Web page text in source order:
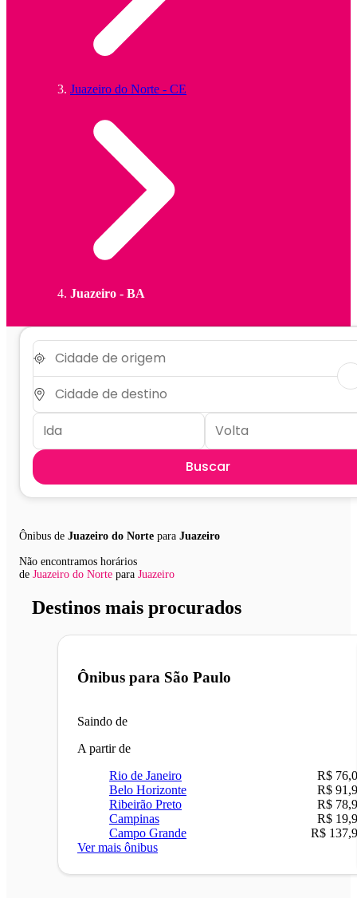
Juazeiro do Norte - CE
Juazeiro - BA
Buscar
Ônibus de Juazeiro do Norte para Juazeiro
Não encontramos horários
de Juazeiro do Norte para Juazeiro
Destinos mais procurados
Ônibus para São Paulo
Saindo de
A partir de
Rio de Janeiro
R$
Belo Horizonte
R$
Ribeirão Preto
R$
Campinas
R$
Campo Grande
R$
Ver mais ônibus